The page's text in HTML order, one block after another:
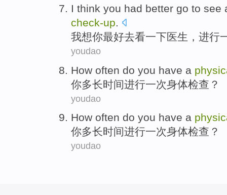
I think you had better go to see
check-up.
我想你最好去看一下医生 ， 进行
youdao
How often do you have a
你多长时间进行一次身体检查 ？
youdao
How often do you have a
你多长时间进行一次身体检查 ？
youdao